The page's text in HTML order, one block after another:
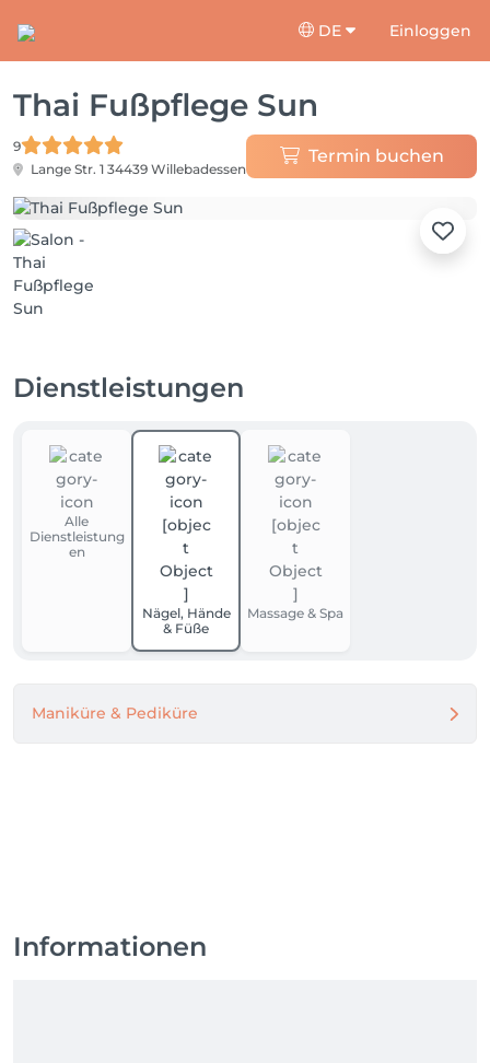
DE Einloggen
Thai Fußpflege Sun
9
Lange Str. 1 34439 Willebadessen
Termin buchen
Dienstleistungen
Alle
Dienstleistung
en
Nägel, Hände
& Füße
Massage & Spa
Maniküre & Pediküre
Informationen